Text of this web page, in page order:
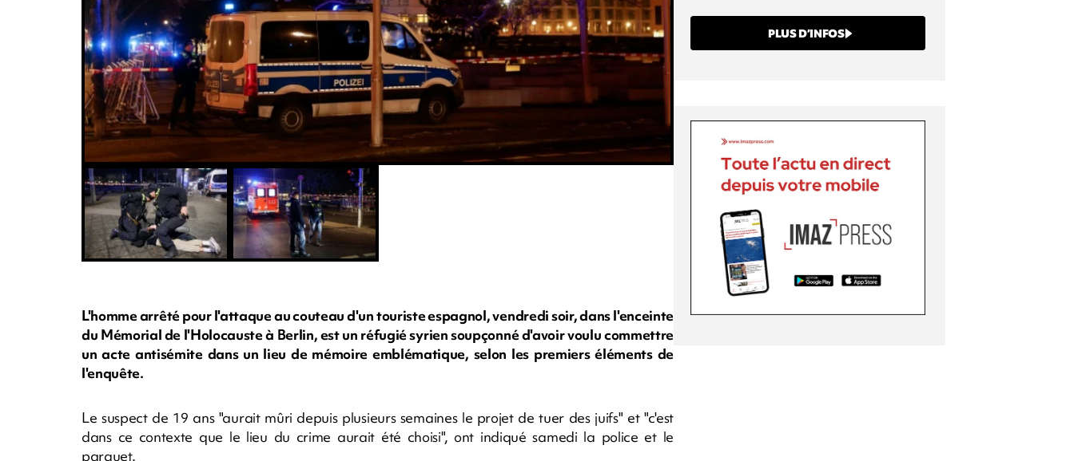
L'homme arrêté pour l'attaque au couteau d'un touriste espagnol, vendredi soir, dans l'enceinte
du Mémorial de l'Holocauste à Berlin, est un réfugié syrien soupçonné d'avoir voulu commettre
un acte antisémite dans un lieu de mémoire emblématique, selon les premiers éléments de
l'enquête.
Le suspect de 19 ans "aurait mûri depuis plusieurs semaines le projet de tuer des juifs" et "c'est
dans ce contexte que le lieu du crime aurait été choisi", ont indiqué samedi la police et le
parquet.
PLUS D’INFOS